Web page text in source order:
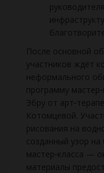
После основной
участников ждёт
неформального
программу
Эбру от
Котомцевой.
рисования на
созданный узор
мастер‑класса —
материалы